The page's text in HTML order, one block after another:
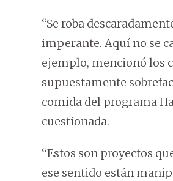
“Se roba
imperante. Aquí no se
ejemplo, mencionó los
supuestamente
comida del programa
cuestionada.
‘‘Estos son proyectos
ese sentido están